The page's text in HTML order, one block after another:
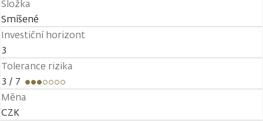
Složka
Smíšené
Investiční horizont
3
Tolerance rizika
3 / 7
Měna
CZK